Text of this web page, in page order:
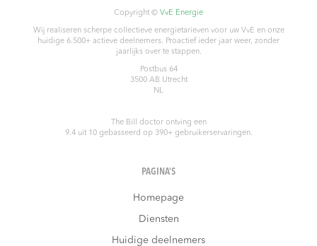
Copyright © VvE Energie
Wij realiseren scherpe collectieve energietarieven voor uw VvE en onze
huidige 6.500+ actieve deelnemers. Proactief ieder jaar weer, zonder
jaarlijks over te stappen.
Postbus 64
3500 AB Utrecht
NL
The Bill doctorontving een
9.4uit 10gebasseerd op 390+ gebruikerservaringen.
PAGINA’S
Homepage
Diensten
Huidige deelnemers